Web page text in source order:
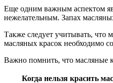
Еще одним важным аспектом
нежелательным. Запах
Также следует учитывать, что
масляных красок необходимо
Важно помнить, что масляные
Когда нельзя красить